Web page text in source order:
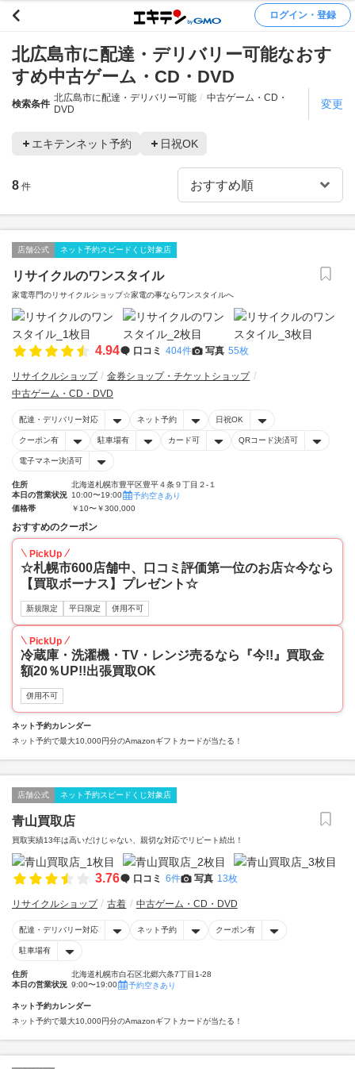
ログイン・登録
北広島市に配達・デリバリー可能なおす
すめ中古ゲーム・CD・DVD
検索条件
北広島市に配達・デリバリー可能
中古ゲーム・CD・
DVD
変更
エキテンネット予約 日祝OK
8 件
店舗公式 ネット予約スピードくじ対象店
リサイクルのワンスタイル
家電専門のリサイクルショップ☆家電の事ならワンスタイルへ
4.94 口コミ 404件 写真 55枚
リサイクルショップ
金券ショップ・チケットショップ
中古ゲーム・CD・DVD
配達・デリバリー対応 ネット予約 日祝OK
クーポン有 駐車場有 カード可 QRコード決済可
電子マネー決済可
住所
北海道札幌市豊平区豊平４条９丁目２-１
本日の営業状況 10:00〜19:00
予約空きあり
価格帯
￥10〜￥300,000
おすすめのクーポン
PickUp
☆札幌市600店舗中、口コミ評価第一位のお店☆今なら
【買取ボーナス】プレゼント☆
新規限定 平日限定 併用不可
PickUp
冷蔵庫・洗濯機・TV・レンジ売るなら『今!!』買取金
額20％UP!!出張買取OK
併用不可
ネット予約カレンダー
ネット予約で最大10,000円分のAmazonギフトカードが当たる！
店舗公式 ネット予約スピードくじ対象店
青山買取店
買取実績13年は高いだけじゃない、親切な対応でリピート続出！
3.76 口コミ 6件 写真 13枚
リサイクルショップ 古着 中古ゲーム・CD・DVD
配達・デリバリー対応 ネット予約 クーポン有
駐車場有
住所
北海道札幌市白石区北郷六条7丁目1-28
本日の営業状況 9:00〜19:00 予約空きあり
ネット予約カレンダー
ネット予約で最大10,000円分のAmazonギフトカードが当たる！